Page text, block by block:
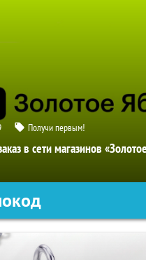
Получи первым!
в сети магазинов